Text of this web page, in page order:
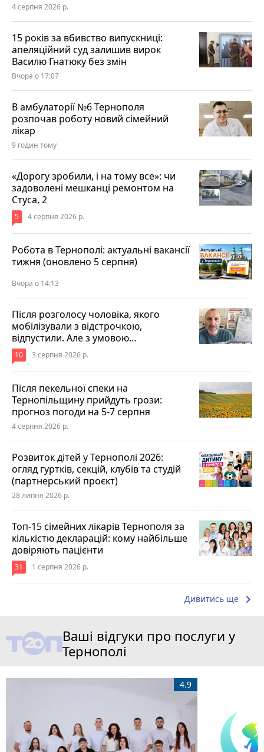
4 серпня 2026 р.
15 років за вбивство випускниці:
апеляційний суд залишив вирок
Василю Гнатюку без змін
Вчора о 17:07
В амбулаторії №6 Тернополя
розпочав роботу новий сімейний
лікар
9 годин тому
«Дорогу зробили, і на тому все»: чи
задоволені мешканці ремонтом на
Стуса, 2
5 4 серпня 2026 р.
Робота в Тернополі: актуальні вакансії
тижня (оновлено 5 серпня)
Вчора о 14:13
Після розголосу чоловіка, якого
мобілізували з відстрочкою,
відпустили. Але з умовою…
10 3 серпня 2026 р.
Після пекельної спеки на
Тернопільщину прийдуть грози:
прогноз погоди на 5-7 серпня
4 серпня 2026 р.
Розвиток дітей у Тернополі 2026:
огляд гуртків, секцій, клубів та студій
(партнерський проєкт)
28 липня 2026 р.
Топ-15 сімейних лікарів Тернополя за
кількістю декларацій: кому найбільше
довіряють пацієнти
31 1 серпня 2026 р.
Дивитись ще keyboard_arrow_right
Ваші відгуки про послуги у
Тернополі
4.9